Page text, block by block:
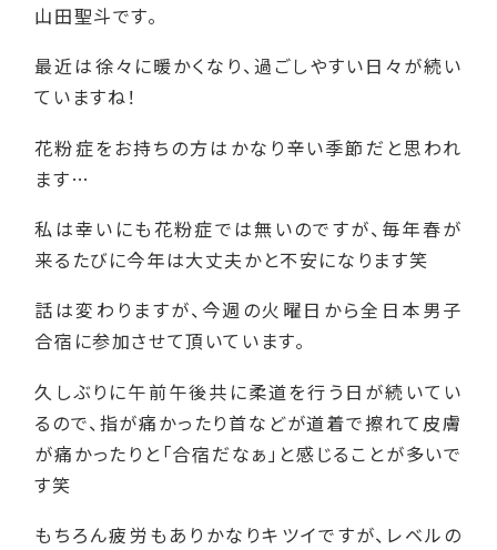
山田聖斗です。
最近は徐々に暖かくなり、過ごしやすい日々が続い
ていますね！
花粉症をお持ちの方はかなり辛い季節だと思われ
ます…
私は幸いにも花粉症では無いのですが、毎年春が
来るたびに今年は大丈夫かと不安になります笑
話は変わりますが、今週の火曜日から全日本男子
合宿に参加させて頂いています。
久しぶりに午前午後共に柔道を行う日が続いてい
るので、指が痛かったり首などが道着で擦れて皮膚
が痛かったりと「合宿だなぁ」と感じることが多いで
す笑
もちろん疲労もありかなりキツイですが、レベルの